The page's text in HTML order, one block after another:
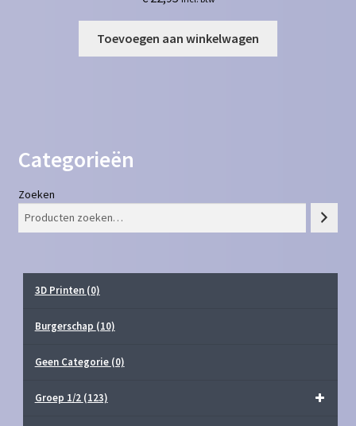
Toevoegen aan winkelwagen
Categorieën
Zoeken
3D Printen (0)
Burgerschap (10)
Geen Categorie (0)
Groep 1/2 (123)